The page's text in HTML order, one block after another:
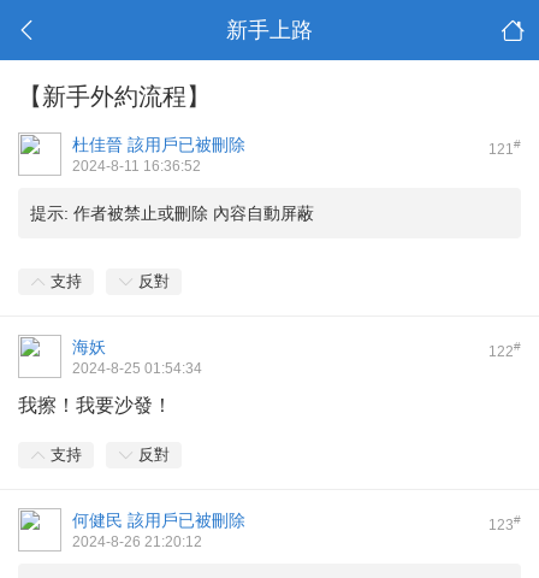
新手上路
【新手外約流程】
121#
杜佳晉 該用戶已被刪除
2024-8-11 16:36:52
提示: 作者被禁止或刪除 內容自動屏蔽
支持 反對
122#
海妖
2024-8-25 01:54:34
我擦！我要沙發！
支持 反對
123#
何健民 該用戶已被刪除
2024-8-26 21:20:12